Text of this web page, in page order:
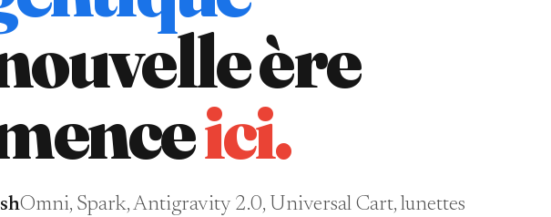
ère
ici.
Omni, Spark, Antigravity 2.0, Universal Cart, lunettes